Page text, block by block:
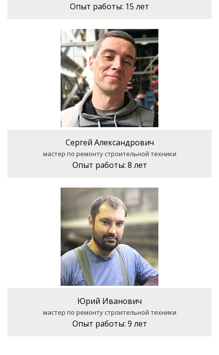
Опыт работы: 15 лет
Сергей Александрович
мастер по ремонту строительной техники
Опыт работы: 8 лет
Юрий Иванович
мастер по ремонту строительной техники
Опыт работы: 9 лет